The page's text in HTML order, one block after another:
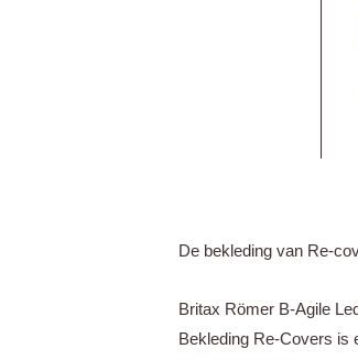
De bekleding van Re-
Britax Römer B-Agile
Bekleding Re-Covers is